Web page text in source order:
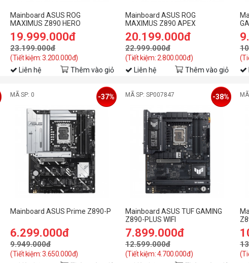
Mainboard ASUS ROG
MAXIMUS Z890 HERO
19.999.000đ
23.199.000đ
(Tiết kiệm: 3.200.000đ)
Liên hệ Thêm vào giỏ
Mainboard ASUS ROG
MAXIMUS Z890 APEX
20.199.000đ
22.999.000đ
(Tiết kiệm: 2.800.000đ)
Liên hệ Thêm vào giỏ
MÃ SP: 0
Mainboard ASUS Prime Z890-P
6.299.000đ
9.949.000đ
(Tiết kiệm: 3.650.000đ)
-37% MÃ SP: SP007847
Mainboard ASUS TUF GAMING
Z890-PLUS WIFI
7.899.000đ
12.599.000đ
(Tiết kiệm: 4.700.000đ)
-38%